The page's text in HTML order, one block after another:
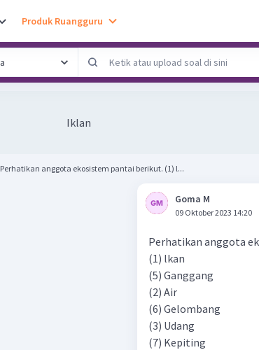
Produk Ruangguru
Iklan
Perhatikan anggota ekosistem pantai berikut. (1) l...
Goma M
09 Oktober 2023 14:20
Perhatikan anggota
(1) lkan
(5) Ganggang
(2) Air
(6) Gelombang
(3) Udang
(7) Kepiting